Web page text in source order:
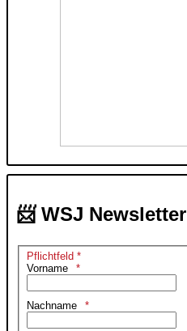
📨 WSJ Newsletter
Pflichtfeld *
Vorname
Nachname